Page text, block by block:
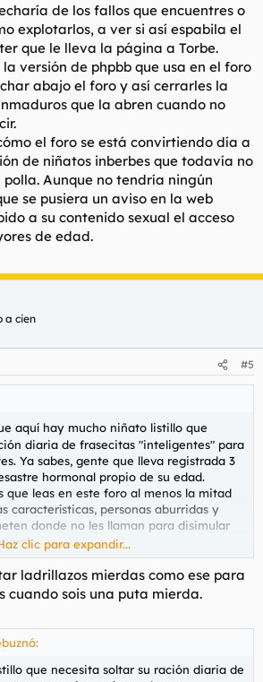
de los fallos que encuentres o
explotarlos, a ver si así espabila el
que le lleva la página a Torbe.
versión de phpbb que usa en el foro
abajo el foro y así cerrarles la
que la abren cuando no
el foro se está convirtiendo día a
de niñatos inberbes que todavía no
Aunque no tendría ningún
se pusiera un aviso en la web
a su contenido sexual el acceso
de edad.
a cien
#5
aquí hay mucho niñato listillo que
diaria de frasecitas "inteligentes" para
Ya sabes, gente que lleva registrada 3
hormonal propio de su edad.
que leas en este foro al menos la mitad
características, personas aburridas y
donde no les llaman para disimular
de quienes tienen en su nick
y novedosos como "Dj", también
payasetes que lerienlas gracias de los
autofirmafotos suyas tamañoposter
ego, o bien frases inteligentes con las
una representación irreal de su intelecto.
a este mensaje, insultos y
clic para expandir...
ladrillazos mierdas como ese para
cuando sois una puta mierda.
que necesita soltar su ración diaria de